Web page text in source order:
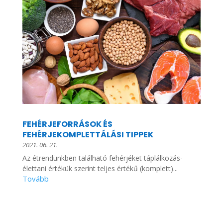
FEHÉRJEFORRÁSOK ÉS
FEHÉRJEKOMPLETTÁLÁSI TIPPEK
2021. 06. 21.
Az étrendünkben található fehérjéket táplálkozás-
élettani értékük szerint teljes értékű (komplett)...